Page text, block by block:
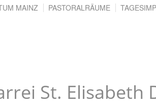
St. Elisabeth
MAINZ PASTORALRÄUME